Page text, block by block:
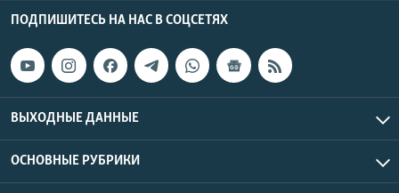
ПОДПИШИТЕСЬ НА НАС В СОЦСЕТЯХ
ВЫХОДНЫЕ ДАННЫЕ
ОСНОВНЫЕ РУБРИКИ